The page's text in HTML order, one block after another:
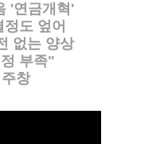
'연금개혁'
도 엎어
없는 양상
부족"
창